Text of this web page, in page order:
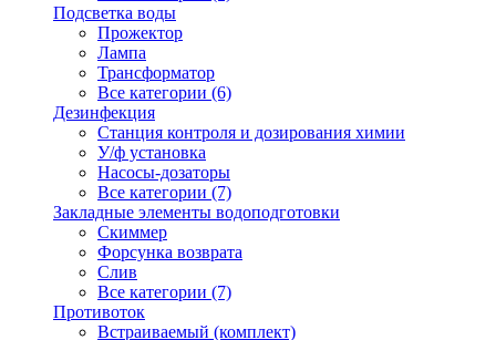
Подсветка воды
Прожектор
Лампа
Трансформатор
Все категории (6)
Дезинфекция
Станция контроля и дозирования химии
У/ф установка
Насосы-дозаторы
Все категории (7)
Закладные элементы водоподготовки
Скиммер
Форсунка возврата
Слив
Все категории (7)
Противоток
Встраиваемый (комплект)